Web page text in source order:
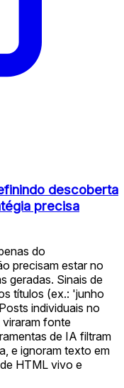
descoberta
precisa
do
precisam estar no
geradas. Sinais de
títulos (ex.: 'junho
individuais no
viraram fonte
de IA filtram
e ignoram texto em
HTML vivo e